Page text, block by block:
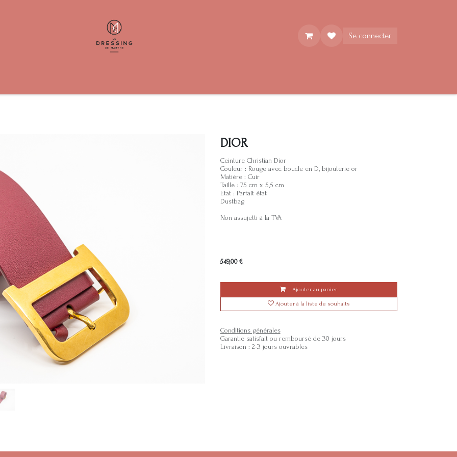
Se connecter
DIOR
Ceinture Christian Dior
Couleur : Rouge avec boucle en D, bijouterie or
Matière : Cuir
Taille : 75 cm x 5,5 cm
Etat : Parfait état
Dustbag
Non assujetti à la TVA
549,00€
Ajouter au panier
Ajouter à la liste de souhaits
Conditions générales
Garantie satisfait ou remboursé de 30 jours
Livraison : 2-3 jours ouvrables